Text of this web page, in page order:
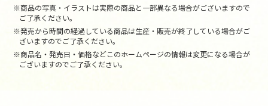
※商品の写真・イラストは実際の商品と一部異なる場合がございますので
ご了承ください。
※発売から時間の経過している商品は生産・販売が終了している場合がご
ざいますのでご了承ください。
※商品名・発売日・価格などこのホームページの情報は変更になる場合が
ございますのでご了承ください。